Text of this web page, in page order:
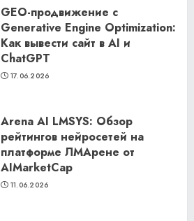
GEO-продвижение с
Generative Engine Optimization:
Как вывести сайт в AI и
ChatGPT
17.06.2026
Arena AI LMSYS: Обзор
рейтингов нейросетей на
платформе ЛМАрене от
AIMarketCap
11.06.2026